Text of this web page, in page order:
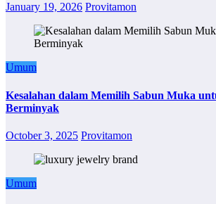
January 19, 2026 Provitamon
Umum
Kesalahan dalam Memilih Sabun Muka
Berminyak
October 3, 2025 Provitamon
Umum